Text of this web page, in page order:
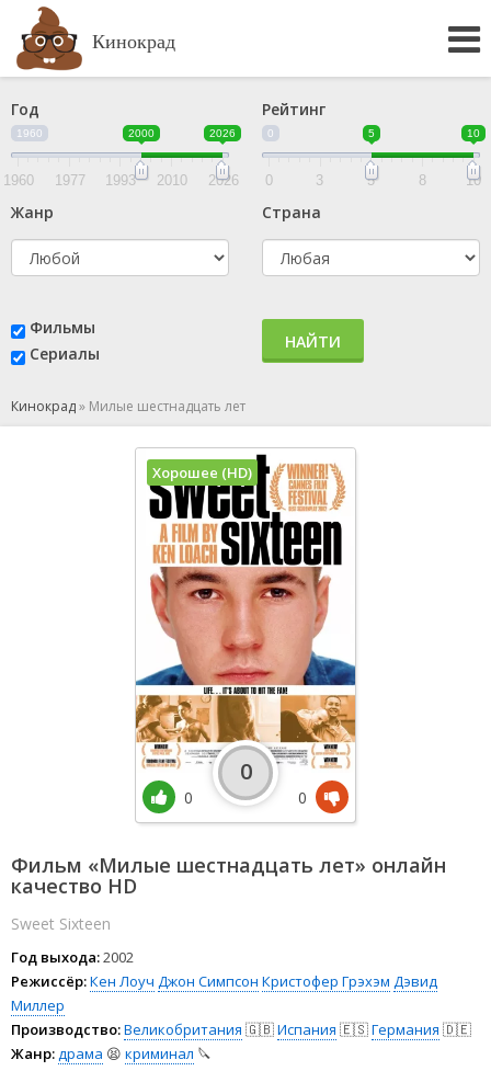
Кинокрад
Год
1960 2000 2026
1960 1977 1993 2010 2026
Рейтинг
0 5 10
0 3 5 8 10
Жанр Страна
Фильмы
Сериалы
НАЙТИ
Кинокрад» Милые шестнадцать лет
Фильм «Милые шестнадцать лет» онлайн
качество HD
Sweet Sixteen
Год выхода:2002
Режиссёр:Кен Лоуч Джон Симпсон Кристофер Грэхэм Дэвид
Миллер
Производство:Великобритания 🇬🇧Испания 🇪🇸Германия 🇩🇪
Жанр:драма 😫 криминал 🔪
Хорошее (HD)
0
0
0